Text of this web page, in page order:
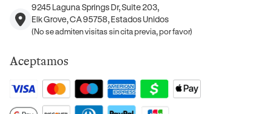
9245 Laguna Springs Dr, Suite 203,
Elk Grove, CA 95758, Estados Unidos
(No se admiten visitas sin cita previa, por favor)
Aceptamos